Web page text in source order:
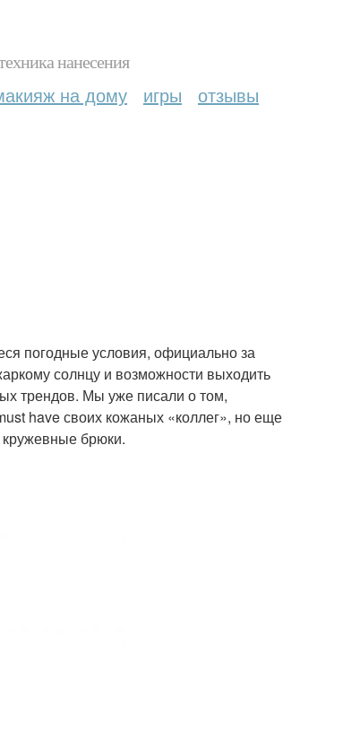
нанесения
на дому игры отзывы
погодные условия, официально за
солнцу и возможности выходить
трендов. Мы уже писали о том,
have своих кожаных «коллег», но еще
кружевные брюки.